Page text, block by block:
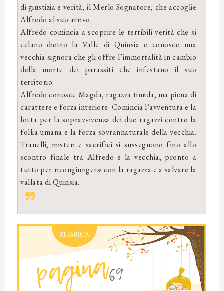
di giustizia e verità, il Merlo Sognatore, che accoglie
Alfredo al suo arrivo.
Alfredo comincia a scoprire le terribili verità che si
celano dietro la Valle di Quinsia e conosce una
vecchia signora che gli offre l’immortalità in cambio
della morte dei parassiti che infestano il suo
territorio.
Alfredo conosce Magda, ragazza timida, ma piena di
carattere e forza interiore. Comincia l’avventura e la
lotta per la sopravvivenza dei due ragazzi contro la
follia umana e la forza sovrannaturale della vecchia.
Tranelli, misteri e sacrifici si susseguono fino allo
scontro finale tra Alfredo e la vecchia, pronto a
tutto per ricongiungersi con la ragazza e a salvare la
vallata di Quinsia.